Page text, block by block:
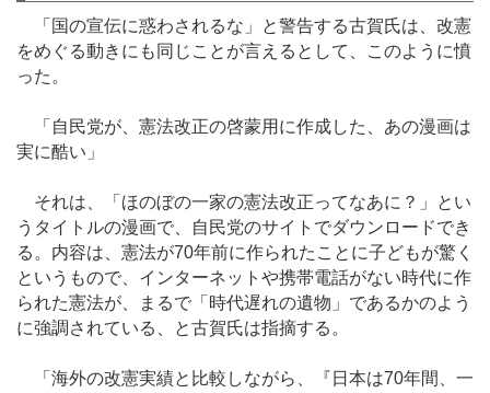
「国の宣伝に惑わされるな」と警告する古賀氏は、改憲
をめぐる動きにも同じことが言えるとして、このように憤
った。
「自民党が、憲法改正の啓蒙用に作成した、あの漫画は
実に酷い」
それは、「ほのぼの一家の憲法改正ってなあに？」とい
うタイトルの漫画で、自民党のサイトでダウンロードでき
る。内容は、憲法が70年前に作られたことに子どもが驚く
というもので、インターネットや携帯電話がない時代に作
られた憲法が、まるで「時代遅れの遺物」であるかのよう
に強調されている、と古賀氏は指摘する。
「海外の改憲実績と比較しながら、『日本は70年間、一